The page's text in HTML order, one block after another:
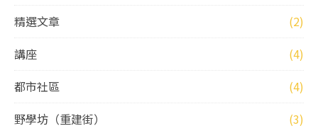
精選文章
(2)
講座
(4)
都市社區
(4)
野學坊（重建街）
(3)